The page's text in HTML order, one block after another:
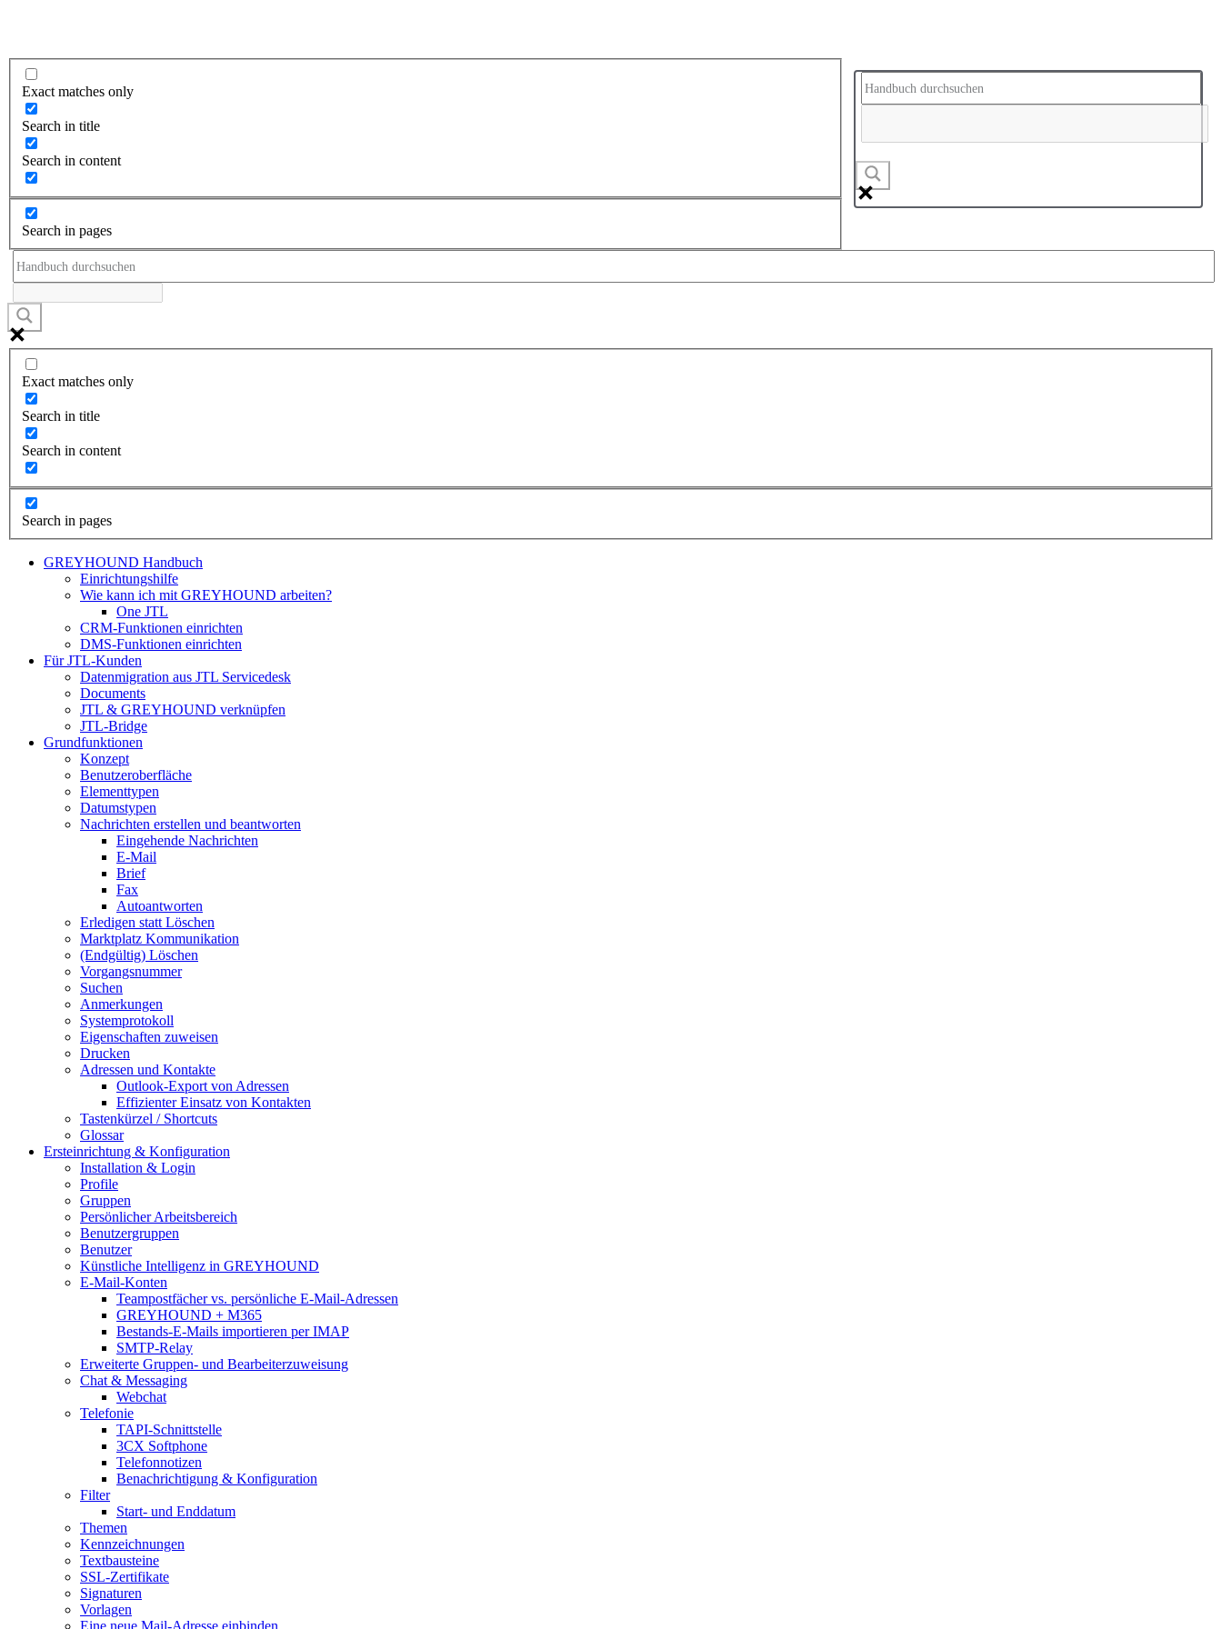
Exact matches only
Search in title
Search in content
Search in pages
Exact matches only
Search in title
Search in content
Search in pages
GREYHOUND Handbuch
Einrichtungshilfe
Wie kann ich mit GREYHOUND arbeiten?
One JTL
CRM-Funktionen einrichten
DMS-Funktionen einrichten
Für JTL-Kunden
Datenmigration aus JTL Servicedesk
Documents
JTL & GREYHOUND verknüpfen
JTL-Bridge
Grundfunktionen
Konzept
Benutzeroberfläche
Elementtypen
Datumstypen
Nachrichten erstellen und beantworten
Eingehende Nachrichten
E-Mail
Brief
Fax
Autoantworten
Erledigen statt Löschen
Marktplatz Kommunikation
(Endgültig) Löschen
Vorgangsnummer
Suchen
Anmerkungen
Systemprotokoll
Eigenschaften zuweisen
Drucken
Adressen und Kontakte
Outlook-Export von Adressen
Effizienter Einsatz von Kontakten
Tastenkürzel / Shortcuts
Glossar
Ersteinrichtung & Konfiguration
Installation & Login
Profile
Gruppen
Persönlicher Arbeitsbereich
Benutzergruppen
Benutzer
Künstliche Intelligenz in GREYHOUND
E-Mail-Konten
Teampostfächer vs. persönliche E-Mail-Adressen
GREYHOUND + M365
Bestands-E-Mails importieren per IMAP
SMTP-Relay
Erweiterte Gruppen- und Bearbeiterzuweisung
Chat & Messaging
Webchat
Telefonie
TAPI-Schnittstelle
3CX Softphone
Telefonnotizen
Benachrichtigung & Konfiguration
Filter
Start- und Enddatum
Themen
Kennzeichnungen
Textbausteine
SSL-Zertifikate
Signaturen
Vorlagen